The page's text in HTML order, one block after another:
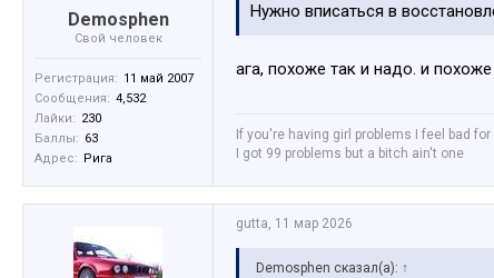
Demosphen
Свой человек
Регистрация: 11 май 2007
Сообщения: 4,532
Лайки: 230
Баллы: 63
Адрес: Рига
Нужно вписаться в
ага, похоже так и надо. и
If you're having girl problems I feel bad for
I got 99 problems but a bitch ain't one
gutta, 11 мар 2026
Demosphen сказал(а): ↑